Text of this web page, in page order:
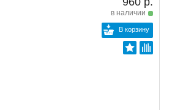
в наличии
В корзину